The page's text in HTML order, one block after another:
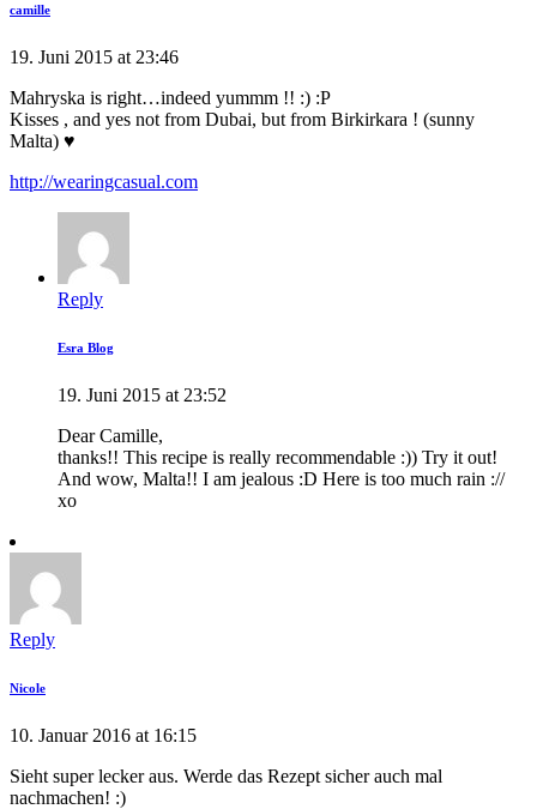
camille
19. Juni 2015 at 23:46
Mahryska is right…indeed yummm !! :) :P
Kisses , and yes not from Dubai, but from Birkirkara ! (sunny
Malta) ♥
http://wearingcasual.com
Reply
Esra Blog
19. Juni 2015 at 23:52
Dear Camille,
thanks!! This recipe is really recommendable :)) Try it out!
And wow, Malta!! I am jealous :D Here is too much rain ://
xo
Reply
Nicole
10. Januar 2016 at 16:15
Sieht super lecker aus. Werde das Rezept sicher auch mal
nachmachen! :)